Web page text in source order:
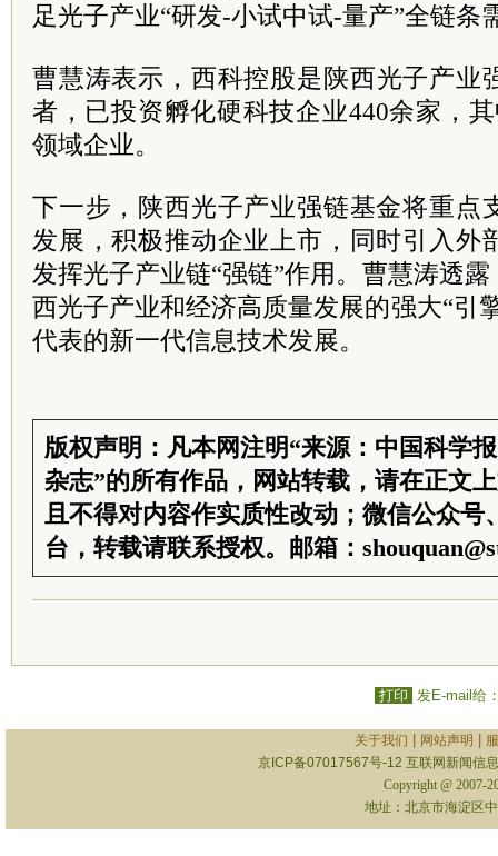
足光子产业“研发-小试中试-量产”全链条
曹慧涛表示 ，西科控股是陕西光子产业
者，已投资孵化硬科技企业440余家，
领域企业。
下一步，陕西光子产业强链基金将重点
发展，积极推动企业上市，同时引入外
发挥光子产业链“强链”作用。 曹慧涛透露
西光子产业和经济高质量发展的强大“引
代表的新一代信息技术发展。
版权声明：凡本网注明“来源：中国科学
杂志”的所有作品，网站转载，请在正文
且不得对内容作实质性改动；微信公众号
台，转载请联系授权。邮箱：
打印 发E-mail给
关于我们 网站声明
京ICP备07017567号-12 互联网新闻信
Copyright @ 2007-
地址：北京市海淀区